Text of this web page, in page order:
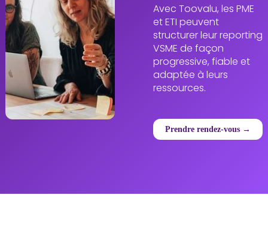
Avec Toovalu, les PME
et ETI peuvent
structurer leur reporting
VSME de façon
progressive, fiable et
adaptée à leurs
ressources.
Prendre rendez-vous →